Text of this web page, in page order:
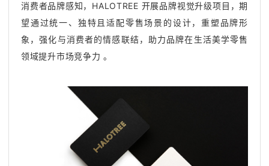
消费者品牌感知，HALOTREE 开展品牌视觉升级项目，期
望通过统一、独特且适配零售场景的设计，重塑品牌形
象，强化与消费者的情感联结，助力品牌在生活美学零售
领域提升市场竞争力 。